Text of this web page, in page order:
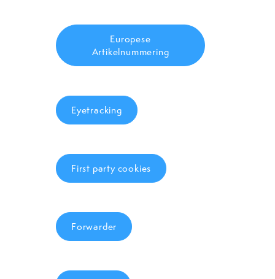
Europese
Artikelnummering
Eyetracking
First party cookies
Forwarder